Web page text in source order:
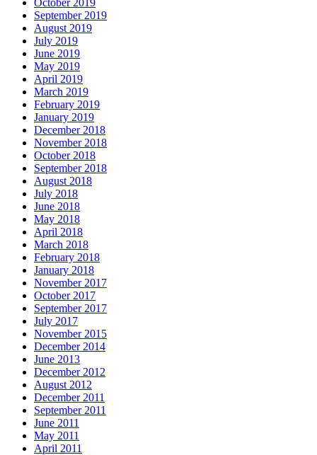
September 2019
August 2019
July 2019
June 2019
May 2019
April 2019
March 2019
February 2019
January 2019
December 2018
November 2018
October 2018
September 2018
August 2018
July 2018
June 2018
May 2018
April 2018
March 2018
February 2018
January 2018
November 2017
October 2017
September 2017
July 2017
November 2015
December 2014
June 2013
December 2012
August 2012
December 2011
September 2011
June 2011
May 2011
April 2011